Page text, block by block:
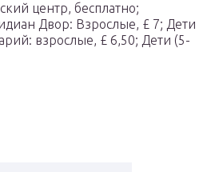
центр, бесплатно;
Двор: Взрослые, £ 7; Дети
взрослые, £ 6,50; Дети (5-